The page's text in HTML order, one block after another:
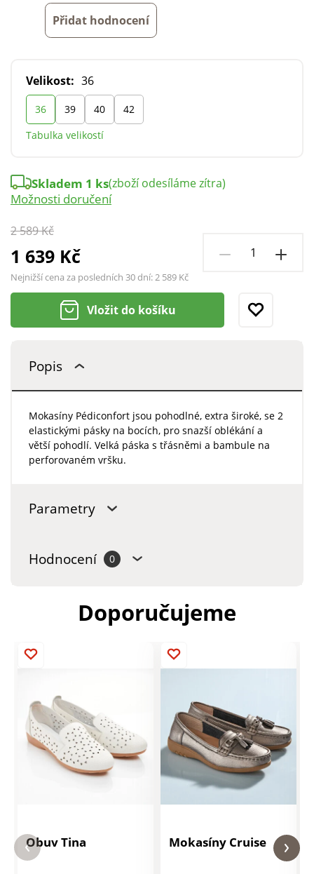
Přidat hodnocení
Velikost: 36
36 39 40
42
Tabulka velikostí
2 589 Kč
1 639 Kč
Nejnižší cena za posledních 30 dní:2 589 Kč
Skladem 1 ks(zboží odesíláme zítra)
Možnosti doručení
Vložit do košíku
Popis
Mokasíny Pédiconfort jsou pohodlné, extra široké, se 2
elastickými pásky na bocích, pro snazší oblékání a
větší pohodlí. Velká páska s třásněmi a bambule na
perforovaném vršku.
Parametry
Hodnocení 0
Doporučujeme
Obuv Tina Mokasíny Cruise